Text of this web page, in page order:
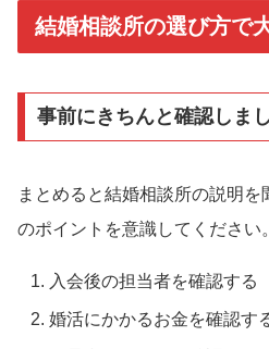
結婚相談所の選び方で
事前にきちんと確認しま
まとめると結婚相談所の説明
のポイントを意識してください。
入会後の担当者を確認する
婚活にかかるお金を確認す